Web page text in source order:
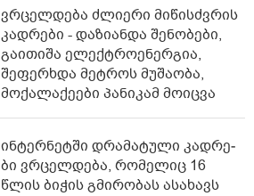
ვრცელდება ძლიერი მიწისძვრის
კადრები - დაზიანდა შენობები,
გაითიშა ელექტროენერგია,
შეფერხდა მეტროს მუშაობა,
მოქალაქეები პანიკამ მოიცვა
ინ­ტერ­ნეტ­ში დრა­მა­ტუ­ლი კად­რე­
ბი ვრცელდება, რომელიც 16
წლის ბიჭის გმირობას ასახავს